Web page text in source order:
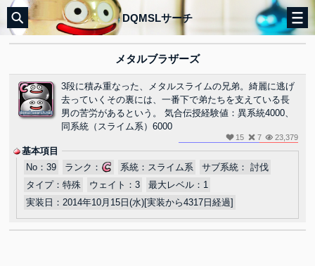
DQMSLサーチ
メタルブラザーズ
3段に積み重なった、メタルスライムの兄弟。綺麗に逃げ
去っていくその裏には、一番下で弟たちを支えている長
男の苦労があるという。 気合伝授経験値：異系統4000、
同系統（スライム系）6000
23,379
7
15
基本項目
No：39 ランク： 系統： スライム系 サブ系統：
討伐
タイプ：特殊 ウェイト：3 最大レベル： 1
実装日：2014年10月15日(水)[実装から4317日経過]